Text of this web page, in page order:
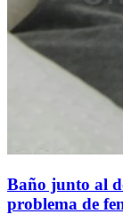
Baño junto al
problema de